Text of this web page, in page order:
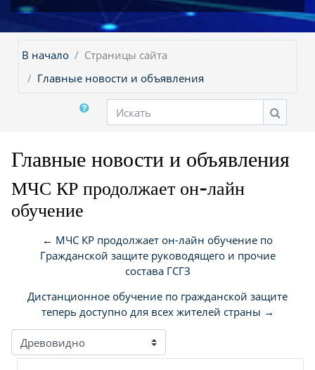
В начало
Страницы сайта
Главные новости и объявления
Искать
Искать
Главные новости и объявления
МЧС КР продолжает он-лайн
обучение
← МЧС КР продолжает он-лайн обучение по
Гражданской защите руководящего и прочие
состава ГСГЗ
Дистанционное обучение по гражданской защите
теперь доступно для всех жителей страны →
Режим отображения